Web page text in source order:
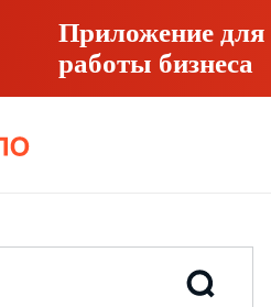
Приложение
работы бизнеса